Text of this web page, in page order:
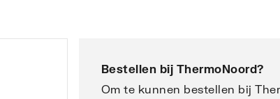
Bestellen bij ThermoNoord?
Om te kunnen bestellen bij